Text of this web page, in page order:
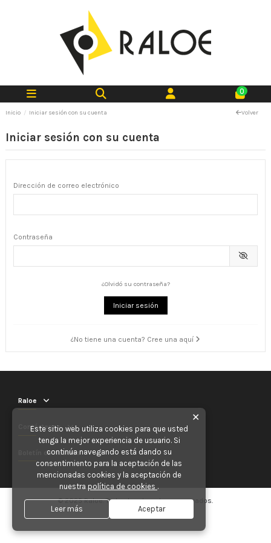
0
Inicio Iniciar sesión con su cuenta Volver
Iniciar sesión con su cuenta
Dirección de correo electrónico
Contraseña
¿Olvidó su contraseña?
Iniciar sesión
¿No tiene una cuenta? Cree una aquí
Raloe
Contáctenos
Boletín de noticias
© 2025 Raloe. Todos los derechos reservados.
✕
Este sitio web utiliza cookies para que usted
tenga la mejor experiencia de usuario. Si
continúa navegando está dando su
consentimiento para la aceptación de las
mencionadas cookies y la aceptación de
nuestra política de cookies .
Leer más Aceptar